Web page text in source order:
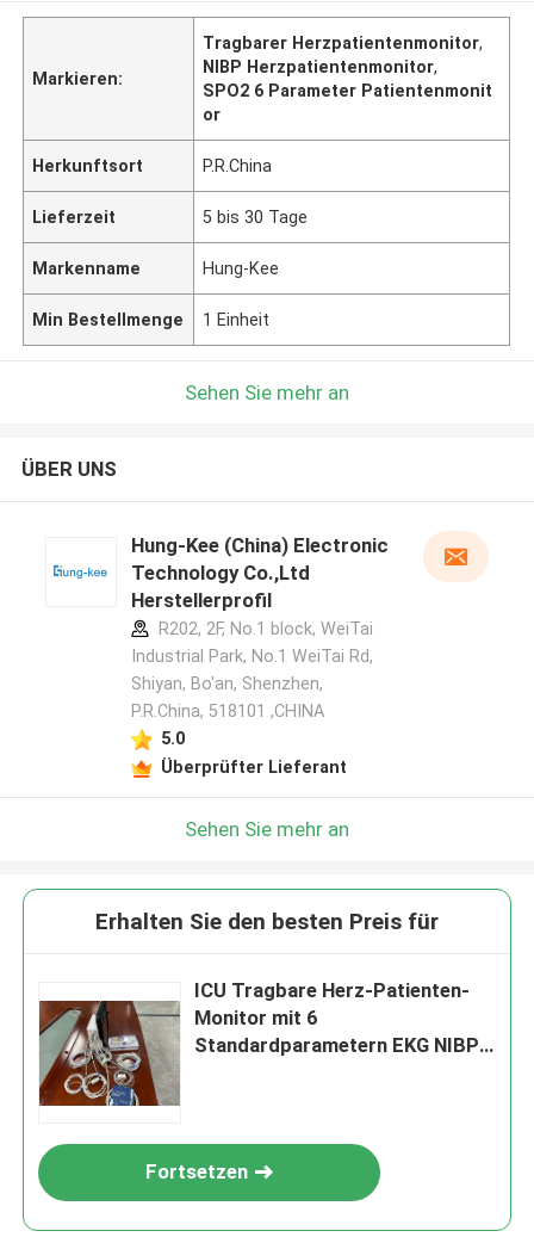
Markieren:
Tragbarer Herzpatientenmonitor,
NIBP Herzpatientenmonitor,
SPO2 6 Parameter Patientenmonit
or
Herkunftsort P.R.China
Lieferzeit 5 bis 30 Tage
Markenname Hung-Kee
Min Bestellmenge 1 Einheit
Sehen Sie mehr an
ÜBER UNS
Hung-Kee (China) Electronic
Technology Co.,Ltd
Herstellerprofil
R202, 2F, No.1 block, WeiTai
Industrial Park, No.1 WeiTai Rd,
Shiyan, Bo'an, Shenzhen,
P.R.China, 518101​​​​​​​ ,CHINA
5.0
Überprüfter Lieferant
Sehen Sie mehr an
Erhalten Sie den besten Preis für
ICU Tragbare Herz-Patienten-
Monitor mit 6
Standardparametern EKG NIBP
Fortsetzen